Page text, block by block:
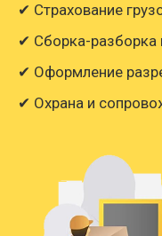
✔ Страхование
✔ Сборка-разборка
✔ Оформление
✔ Охрана и